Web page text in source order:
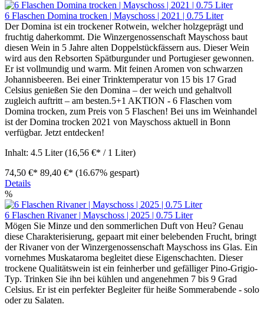
6 Flaschen Domina trocken | Mayschoss | 2021 | 0.75 Liter
Der Domina ist ein trockener Rotwein, welcher holzgeprägt und
fruchtig daherkommt. Die Winzergenossenschaft Mayschoss baut
diesen Wein in 5 Jahre alten Doppelstückfässern aus. Dieser Wein
wird aus den Rebsorten Spätburgunder und Portugieser gewonnen.
Er ist vollmundig und warm. Mit feinen Aromen von schwarzen
Johannisbeeren. Bei einer Trinktemperatur von 15 bis 17 Grad
Celsius genießen Sie den Domina – der weich und gehaltvoll
zugleich auftritt – am besten.5+1 AKTION - 6 Flaschen vom
Domina trocken, zum Preis von 5 Flaschen! Bei uns im Weinhandel
ist der Domina trocken 2021 von Mayschoss aktuell in Bonn
verfügbar. Jetzt entdecken!
Inhalt: 4.5 Liter(16,56 €* / 1 Liter)
74,50 €* 89,40 €* (16.67% gespart)
Details
%
6 Flaschen Rivaner | Mayschoss | 2025 | 0.75 Liter
Mögen Sie Minze und den sommerlichen Duft von Heu? Genau
diese Charakterisierung, gepaart mit einer belebenden Frucht, bringt
der Rivaner von der Winzergenossenschaft Mayschoss ins Glas. Ein
vornehmes Muskataroma begleitet diese Eigenschachten. Dieser
trockene Qualitätswein ist ein feinherber und gefälliger Pino-Grigio-
Typ. Trinken Sie ihn bei kühlen und angenehmen 7 bis 9 Grad
Celsius. Er ist ein perfekter Begleiter für heiße Sommerabende - solo
oder zu Salaten.